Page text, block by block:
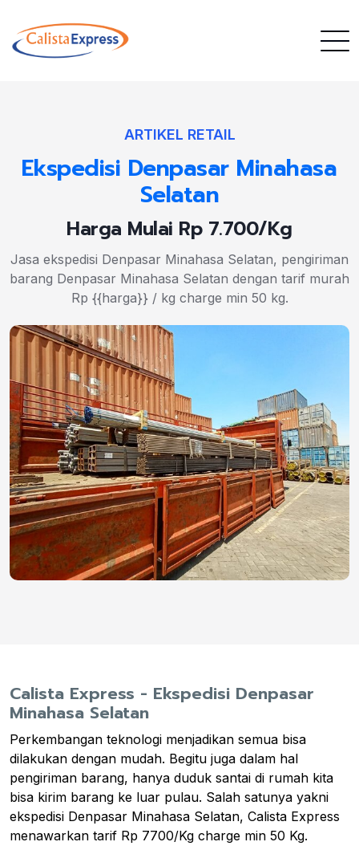
ARTIKEL RETAIL
Ekspedisi Denpasar Minahasa
Selatan
Harga Mulai Rp 7.700/Kg
Jasa ekspedisi Denpasar Minahasa Selatan, pengiriman
barang Denpasar Minahasa Selatan dengan tarif murah
Rp {{harga}} / kg charge min 50 kg.
Calista Express - Ekspedisi Denpasar
Minahasa Selatan
Perkembangan teknologi menjadikan semua bisa
dilakukan dengan mudah. Begitu juga dalam hal
pengiriman barang, hanya duduk santai di rumah kita
bisa kirim barang ke luar pulau. Salah satunya yakni
ekspedisi Denpasar Minahasa Selatan, Calista Express
menawarkan tarif Rp 7700/Kg charge min 50 Kg.